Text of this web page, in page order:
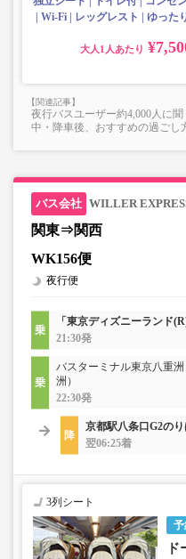
Wi-Fi
レッグレスト ゆった
大人
夜行バスユーザー約4,000人に
中・降車後、おすすめの過ごし
WILLER
関東⇒関西
WK156便
夜行便
「東京ディズニーランド
21:30発
バスターミナル東京八重
洲）
22:30発
京都駅八条口G2の
翌06:25着
予
3列シート